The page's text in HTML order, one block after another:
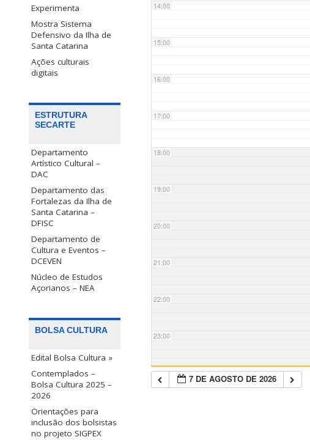
Experimenta
Mostra Sistema
Defensivo da Ilha de
Santa Catarina
Ações culturais
digitais
ESTRUTURA
SECARTE
Departamento
Artístico Cultural –
DAC
Departamento das
Fortalezas da Ilha de
Santa Catarina –
DFISC
Departamento de
Cultura e Eventos –
DCEVEN
Núcleo de Estudos
Açorianos – NEA
BOLSA CULTURA
Edital Bolsa Cultura »
Contemplados –
Bolsa Cultura 2025 –
2026
Orientações para
inclusão dos bolsistas
no projeto SIGPEX
14:00
15:00
16:00
17:00
18:00
19:00
20:00
21:00
22:00
23:00
7 DE AGOSTO DE 2026